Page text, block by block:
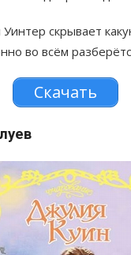
скрывает
во всём
Скачать